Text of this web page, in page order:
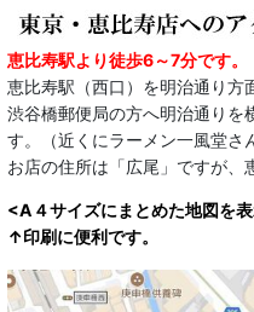
恵比寿駅より徒歩6～7分です。
恵比寿駅（西口）を明治通り方
渋谷橋郵便局の方へ明治通りを
す。（近くにラーメン一風堂さ
お店の住所は「広尾」ですが、
<A４サイズにまとめた地図を
↑印刷に便利です。